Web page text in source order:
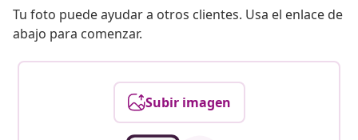
Tu foto puede ayudar a otros clientes. Usa el enlace de
abajo para comenzar.
Subir imagen